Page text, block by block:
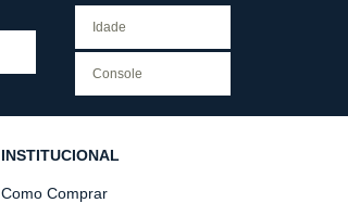
INSTITUCIONAL
Como Comprar